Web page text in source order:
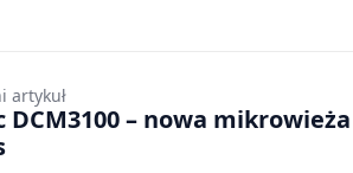
artykuł
DCM3100 – nowa mikrowieża